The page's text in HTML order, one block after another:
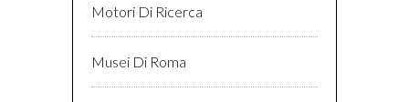
Motori Di Ricerca
Musei Di Roma